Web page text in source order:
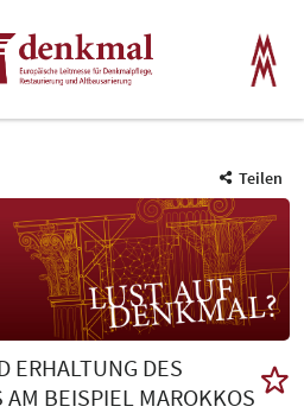
Teilen
ERHALTUNG DES
BEISPIEL MAROKKOS